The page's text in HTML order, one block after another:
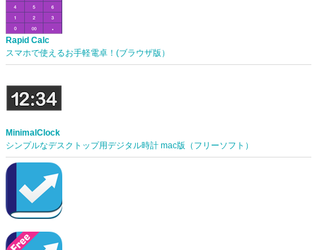
Rapid Calc
スマホで使えるお手軽電卓！(ブラウザ版）
MinimalClock
シンプルなデスクトップ用デジタル時計 mac版（フリーソフト）